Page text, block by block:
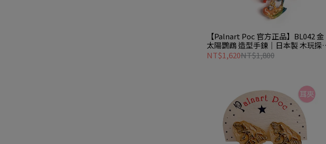
【Palnart Poc 官方正品】BL042 金
太陽鸚鵡 造型手鍊｜日本製 木玩探
手工著色 木珠 Sun
NT$1,620NT$1,800